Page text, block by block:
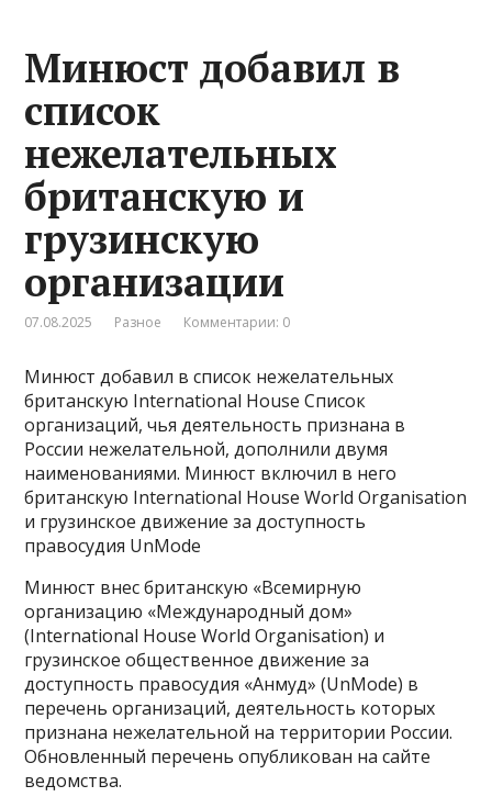
Минюст добавил в
список
нежелательных
британскую и
грузинскую
организации
07.08.2025 Разное Комментарии: 0
Минюст добавил в список нежелательных
британскую International House Список
организаций, чья деятельность признана в
России нежелательной, дополнили двумя
наименованиями. Минюст включил в него
британскую International House World Organisation
и грузинское движение за доступность
правосудия UnMode
Минюст внес британскую «Всемирную
организацию «Международный дом»
(International House World Organisation) и
грузинское общественное движение за
доступность правосудия «Анмуд» (UnMode) в
перечень организаций, деятельность которых
признана нежелательной на территории России.
Обновленный перечень опубликован на сайте
ведомства.